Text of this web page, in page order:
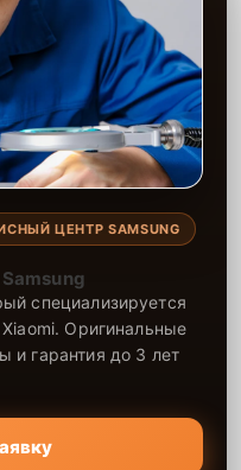
ЦЕНТР SAMSUNG
специализируется
Оригинальные
и гарантия до 3 лет